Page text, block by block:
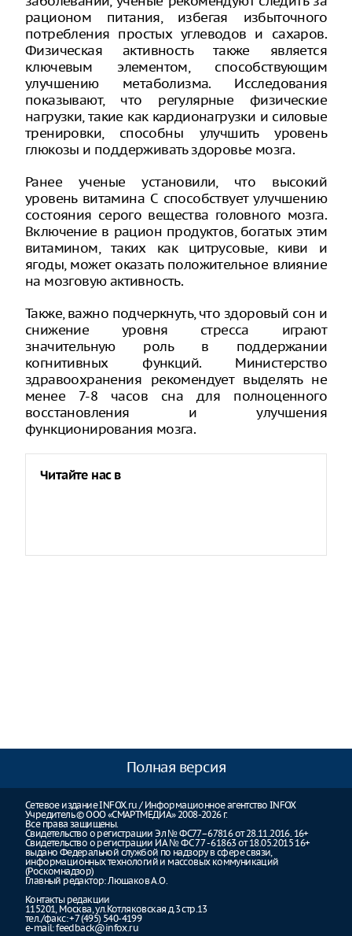
рационом питания, избегая избыточного
потребления простых углеводов и сахаров.
Физическая активность также является
ключевым элементом, способствующим
улучшению метаболизма. Исследования
показывают, что регулярные физические
нагрузки, такие как кардионагрузки и силовые
тренировки, способны улучшить уровень
глюкозы и поддерживать здоровье мозга.
Ранее ученые установили, что высокий
уровень витамина C способствует улучшению
состояния серого вещества головного мозга.
Включение в рацион продуктов, богатых этим
витамином, таких как цитрусовые, киви и
ягоды, может оказать положительное влияние
на мозговую активность.
Также, важно подчеркнуть, что здоровый сон и
снижение уровня стресса играют
значительную роль в поддержании
когнитивных функций. Министерство
здравоохранения рекомендует выделять не
менее 7-8 часов сна для полноценного
восстановления и улучшения
функционирования мозга.
Читайте нас в
Полная версия
Сетевое издание INFOX.ru / Информационное агентство INFOX
Учредитель © ООО «СМАРТМЕДИА» 2008-2026 г.
Все права защищены.
Свидетельство о регистрации Эл № ФС77–67816 от 28.11.2016. 16+
Свидетельство о регистрации ИА № ФС 77 - 61863 от 18.05.2015 16+
выдано Федеральной службой по надзору в сфере связи,
информационных технологий и массовых коммуникаций
(Роскомнадзор)
Главный редактор: Люшаков А.О.
Контакты редакции
115201, Москва, ул.Котляковская д.3 стр.13
тел./факс: +7 (495) 540-4199
e-mail:feedback@infox.ru